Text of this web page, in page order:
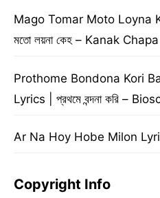
Mago Tomar Moto Loyna
মতো লয়না কেহ – Kanak Chapa
Prothome Bondona Kori
Lyrics | প্রথমে বন্দনা করি –
Ar Na Hoy Hobe Milon
Copyright Info